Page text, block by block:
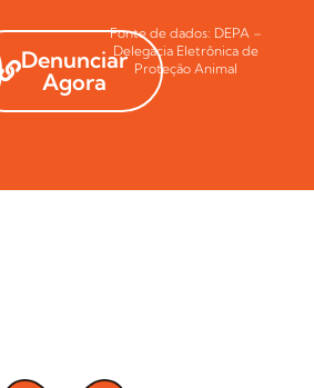
Denunciar
Agora
Fonte de dados: DEPA –
Delegacia Eletrônica de
Proteção Animal